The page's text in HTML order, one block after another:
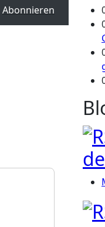
Abonnieren